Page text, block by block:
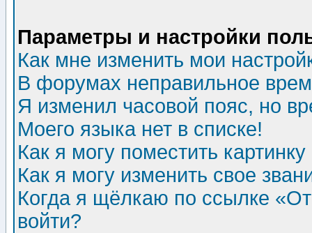
Параметры и настройки
Как мне изменить мои
В форумах неправильное
Я изменил часовой пояс, но
Моего языка нет в списке!
Как я могу поместить
Как я могу изменить свое
Когда я щёлкаю по ссылке
войти?